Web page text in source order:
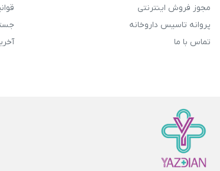
مجوز فروش اینترنتی
پروانه تاسیس داروخانه
تماس با ما